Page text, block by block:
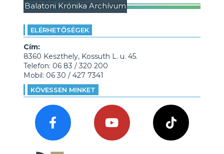
Balatoni Krónika Archívum
ELÉRHETŐSÉGEK
Cím:
8360 Keszthely, Kossuth L. u. 45.
Telefon: 06 83 / 320 200
Mobil: 06 30 / 427 7341
KÖVESSEN MINKET